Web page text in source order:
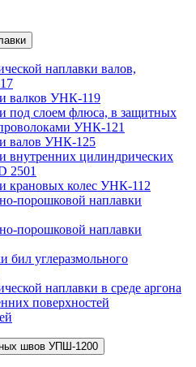
наплавки валов,
валков УНК-119
под слоем флюса, в защитных
УНК-121
валов УНК-125
внутренних цилиндрических
2501
крановых колес УНК-112
порошковой наплавки
порошковой наплавки
бил углеразмольного
наплавки в среде аргона
поверхностей
швов УПШ-1200